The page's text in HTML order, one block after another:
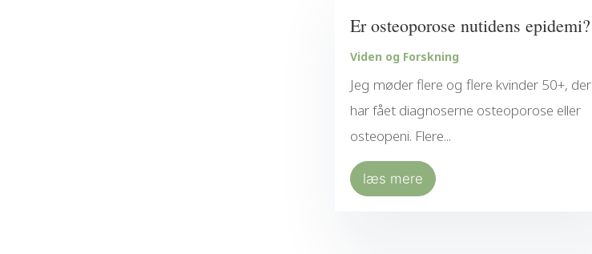
Er osteoporose nutidens epidemi?
Viden og Forskning
Jeg møder flere og flere kvinder 50+, der
har fået diagnoserne osteoporose eller
osteopeni. Flere...
læs mere